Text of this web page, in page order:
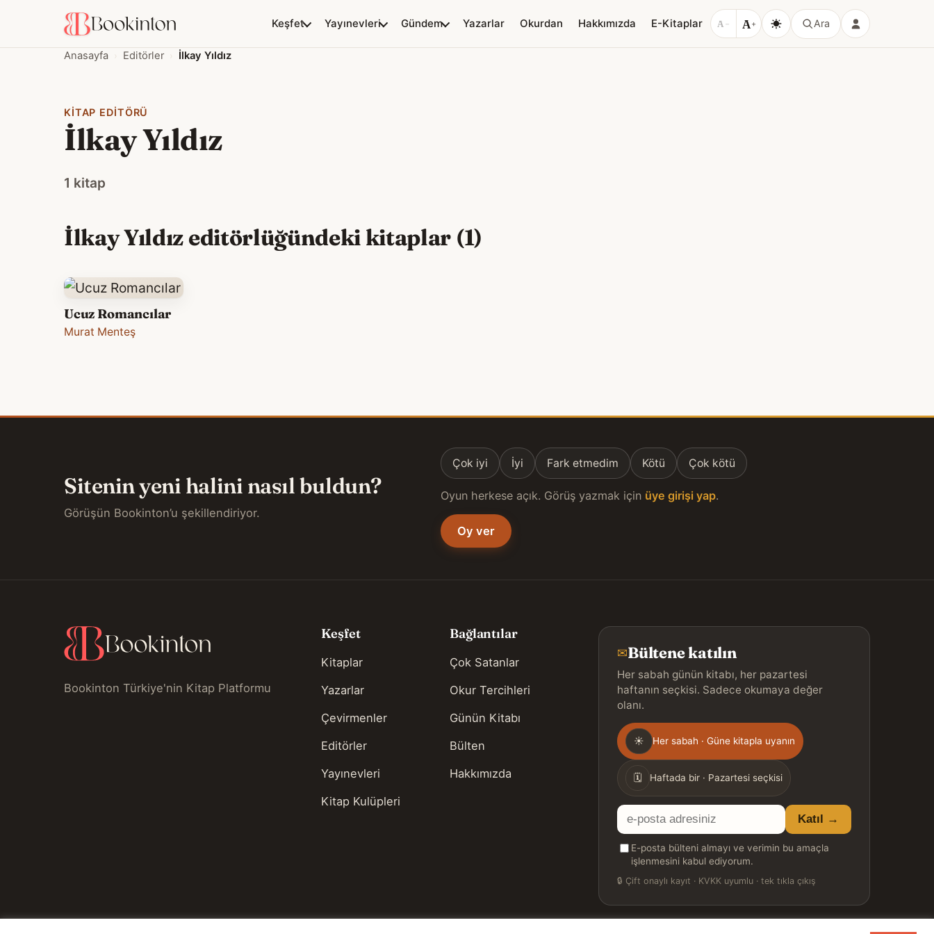
Keşfet Yayınevleri Gündem Yazarlar Okurdan Hakkımızda E-Kitaplar A − A+ Ara
Anasayfa Editörler İlkay Yıldız
KITAP EDITÖRÜ
İlkay Yıldız
1 kitap
İlkay Yıldız editörlüğündeki kitaplar (1)
Ucuz Romancılar
Murat Menteş
Sitenin yeni halini nasıl buldun?
Görüşün Bookinton’u şekillendiriyor.
Çok iyi İyi Fark etmedim Kötü Çok kötü
Oyun herkese açık. Görüş yazmak için üye girişi yap.
Oy ver
Bookinton Türkiye'nin Kitap Platformu
Keşfet
Kitaplar
Yazarlar
Çevirmenler
Editörler
Yayınevleri
Kitap Kulüpleri
Bağlantılar
Çok Satanlar
Okur Tercihleri
Günün Kitabı
Bülten
Hakkımızda
✉Bültene katılın
Her sabah günün kitabı, her pazartesi
haftanın seçkisi. Sadece okumaya değer
olanı.
Gönderim
sıklığı
☀ Her sabah · Güne kitapla uyanın
🗓 Haftada bir · Pazartesi seçkisi
E-
posta
adresiniz
Katıl →
E-posta bülteni almayı ve verimin bu amaçla
işlenmesini kabul ediyorum.
🔒 Çift onaylı kayıt · KVKK uyumlu · tek tıkla çıkış